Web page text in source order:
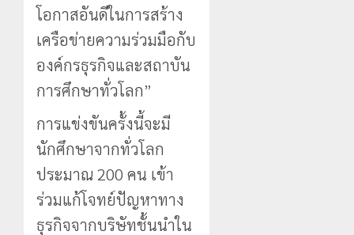
โอกาสอันดีในการสร้าง
เครือข่ายความร่วมมือกับ
องค์กรธุรกิจและสถาบัน
การศึกษาทั่วโลก”
การแข่งขันครั้งนี้จะมี
นักศึกษาจากทั่วโลก
ประมาณ 200 คน เข้า
ร่วมแก้โจทย์ปัญหาทาง
ธุรกิจจากบริษัทชั้นนำใน